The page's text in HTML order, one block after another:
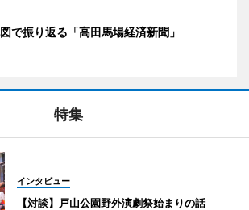
で振り返る「高田馬場経済新聞」
特集
インタビュー
【対談】戸山公園野外演劇祭始まりの話